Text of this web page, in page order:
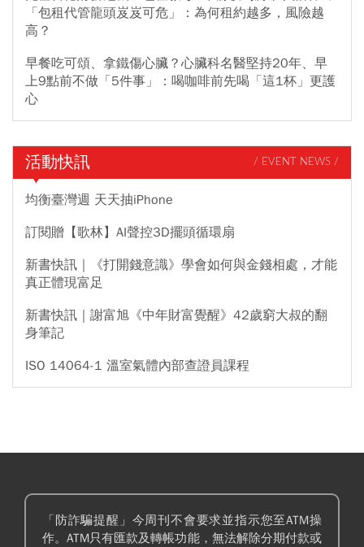
「包租代管龍頭岌岌可危」：為何租約越多，風險越
高？
早餐吃可頌、拿鐵傷心臟？心臟科名醫堅持20年、早
上9點前不做「5件事」：喝咖啡前先喝「這1杯」更護
心
活動快訊 / EVENT NEWS /
均衡臺灣週 天天抽iPhone
訂閱贈【歌林】AI聲控3D擺頭循環扇
新書快訊｜《打開錢意識》學會如何與金錢相處，才能
真正體現富足
新書快訊｜謝富旭《中年財富覺醒》42歲窮大叔的翻
身筆記
ISO 14064-1 溫室氣體內部查證員課程
「防詐騙提醒」今周刊不會要求並指示您至ATM操
作。ATM只有匯款及轉帳功能，無法解除分期付款或